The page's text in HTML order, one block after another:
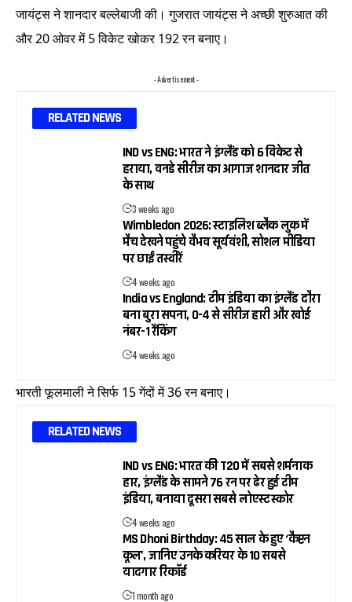
जायंट्स ने शानदार बल्लेबाजी की। गुजरात जायंट्स ने अच्छी शुरुआत की
और 20 ओवर में 5 विकेट खोकर 192 रन बनाए।
- Advertisement -
RELATED NEWS
IND vs ENG: भारत ने इंग्लैंड को 6 विकेट से
हराया, वनडे सीरीज का आगाज शानदार जीत
के साथ
3 weeks ago
Wimbledon 2026: स्टाइलिश ब्लैक लुक में
मैच देखने पहुंचे वैभव सूर्यवंशी, सोशल मीडिया
पर छाईं तस्वीरें
4 weeks ago
India vs England: टीम इंडिया का इंग्लैंड दौरा
बना बुरा सपना, 0-4 से सीरीज हारी और खोई
नंबर-1 रैंकिंग
4 weeks ago
भारती फूलमाली ने सिर्फ 15 गेंदों में 36 रन बनाए।
RELATED NEWS
IND vs ENG: भारत की T20 में सबसे शर्मनाक
हार, इंग्लैंड के सामने 76 रन पर ढेर हुई टीम
इंडिया, बनाया दूसरा सबसे लोएस्ट स्कोर
4 weeks ago
MS Dhoni Birthday: 45 साल के हुए ‘कैप्टन
कूल’, जानिए उनके करियर के 10 सबसे
यादगार रिकॉर्ड
1 month ago